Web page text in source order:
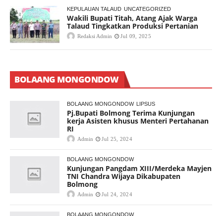
KEPULAUAN TALAUD UNCATEGORIZED
Wakili Bupati Titah, Atang Ajak Warga
Talaud Tingkatkan Produksi Pertanian
Redaksi Admin Jul 09, 2025
BOLAANG MONGONDOW
BOLAANG MONGONDOW LIPSUS
Pj.Bupati Bolmong Terima Kunjungan
kerja Asisten khusus Menteri Pertahanan
RI
Admin Jul 25, 2024
BOLAANG MONGONDOW
Kunjungan Pangdam XIII/Merdeka Mayjen
TNI Chandra Wijaya Dikabupaten
Bolmong
Admin Jul 24, 2024
BOLAANG MONGONDOW